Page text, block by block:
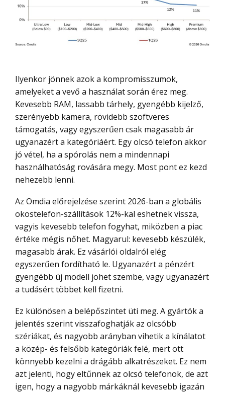
Ilyenkor jönnek azok a kompromisszumok,
amelyeket a vevő a használat során érez meg.
Kevesebb RAM, lassabb tárhely, gyengébb kijelző,
szerényebb kamera, rövidebb szoftveres
támogatás, vagy egyszerűen csak magasabb ár
ugyanazért a kategóriáért. Egy olcsó telefon akkor
jó vétel, ha a spórolás nem a mindennapi
használhatóság rovására megy. Most pont ez kezd
nehezebb lenni.
Az Omdia előrejelzése szerint 2026-ban a globális
okostelefon-szállítások 12%-kal eshetnek vissza,
vagyis kevesebb telefon fogyhat, miközben a piac
értéke mégis nőhet. Magyarul: kevesebb készülék,
magasabb árak. Ez vásárlói oldalról elég
egyszerűen fordítható le. Ugyanazért a pénzért
gyengébb új modell jöhet szembe, vagy ugyanazért
a tudásért többet kell fizetni.
Ez különösen a belépőszintet üti meg. A gyártók a
jelentés szerint visszafoghatják az olcsóbb
szériákat, és nagyobb arányban vihetik a kínálatot
a közép- és felsőbb kategóriák felé, mert ott
könnyebb kezelni a drágább alkatrészeket. Ez nem
azt jelenti, hogy eltűnnek az olcsó telefonok, de azt
igen, hogy a nagyobb márkáknál kevesebb igazán